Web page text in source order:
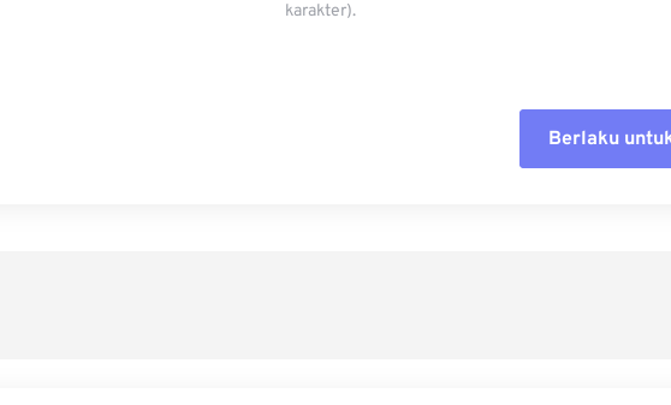
karakter).
Berlaku